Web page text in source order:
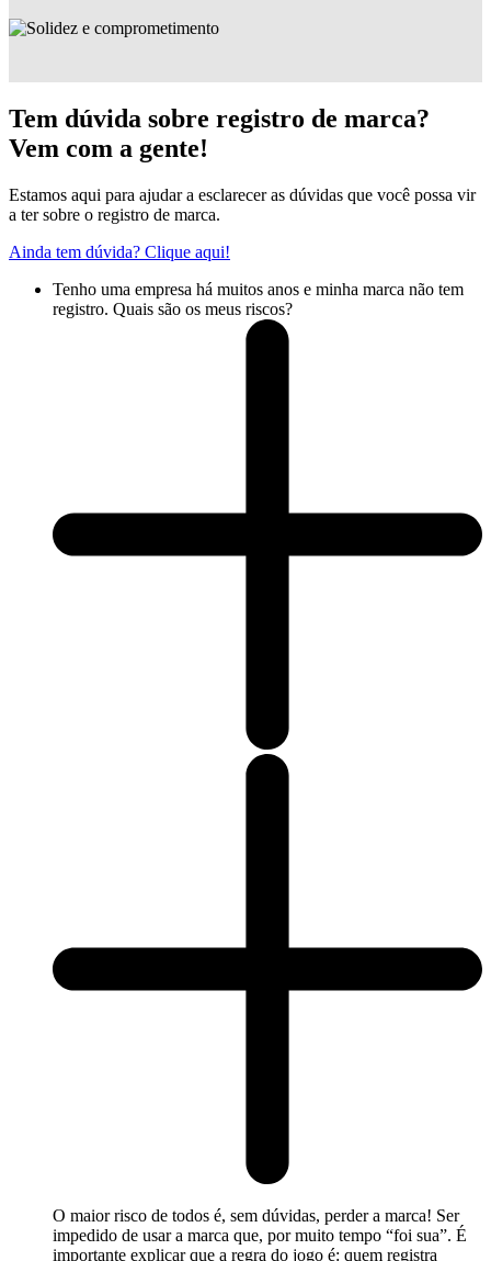
Tem dúvida sobre registro de marca?
Vem com a gente!
Estamos aqui para ajudar a esclarecer as dúvidas que você possa vir
a ter sobre o registro de marca.
Ainda tem dúvida? Clique aqui!
Tenho uma empresa há muitos anos e minha marca não tem
registro. Quais são os meus riscos?
O maior risco de todos é, sem dúvidas, perder a marca! Ser
impedido de usar a marca que, por muito tempo “foi sua”. É
importante explicar que a regra do jogo é: quem registra